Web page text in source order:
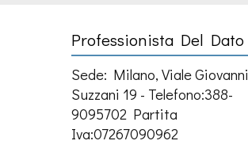
Professionista Del Dato
Sede: Milano, Viale Giovanni
Suzzani 19 - Telefono:388-
9095702 Partita
Iva:07267090962